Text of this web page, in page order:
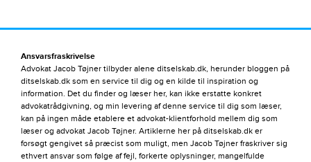
Ansvarsfraskrivelse
Advokat Jacob Tøjner tilbyder alene ditselskab.dk, herunder bloggen på
ditselskab.dk som en service til dig og en kilde til inspiration og
information. Det du finder og læser her, kan ikke erstatte konkret
advokatrådgivning, og min levering af denne service til dig som læser,
kan på ingen måde etablere et advokat-klientforhold mellem dig som
læser og advokat Jacob Tøjner. Artiklerne her på ditselskab.dk er
forsøgt gengivet så præcist som muligt, men Jacob Tøjner fraskriver sig
ethvert ansvar som følge af fejl, forkerte oplysninger, mangelfulde